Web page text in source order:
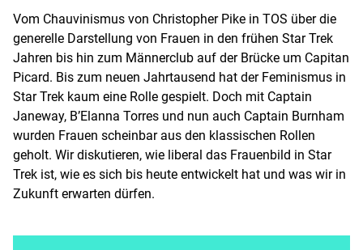
Vom Chauvinismus von Christopher Pike in TOS über die
generelle Darstellung von Frauen in den frühen Star Trek
Jahren bis hin zum Männerclub auf der Brücke um Capitan
Picard. Bis zum neuen Jahrtausend hat der Feminismus in
Star Trek kaum eine Rolle gespielt. Doch mit Captain
Janeway, B’Elanna Torres und nun auch Captain Burnham
wurden Frauen scheinbar aus den klassischen Rollen
geholt. Wir diskutieren, wie liberal das Frauenbild in Star
Trek ist, wie es sich bis heute entwickelt hat und was wir in
Zukunft erwarten dürfen.